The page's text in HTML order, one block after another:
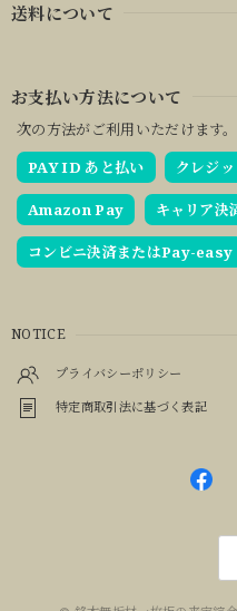
送料について
お支払い方法について
次の方法がご利用いただけます。
PAY ID あと払い
クレジ
Amazon Pay キャリア決
コンビニ決済またはPay-easy
NOTICE
プライバシーポリシー
特定商取引法に基づく表記